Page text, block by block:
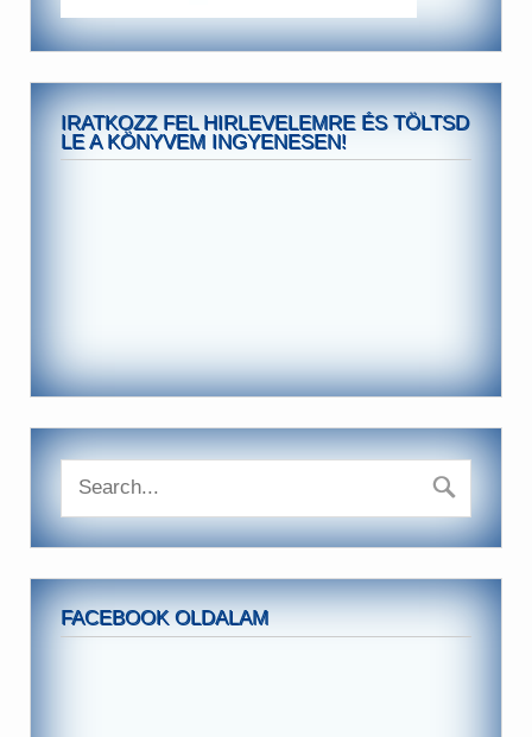
IRATKOZZ FEL HIRLEVELEMRE ÉS TÖLTSD
LE A KÖNYVEM INGYENESEN!
FACEBOOK OLDALAM